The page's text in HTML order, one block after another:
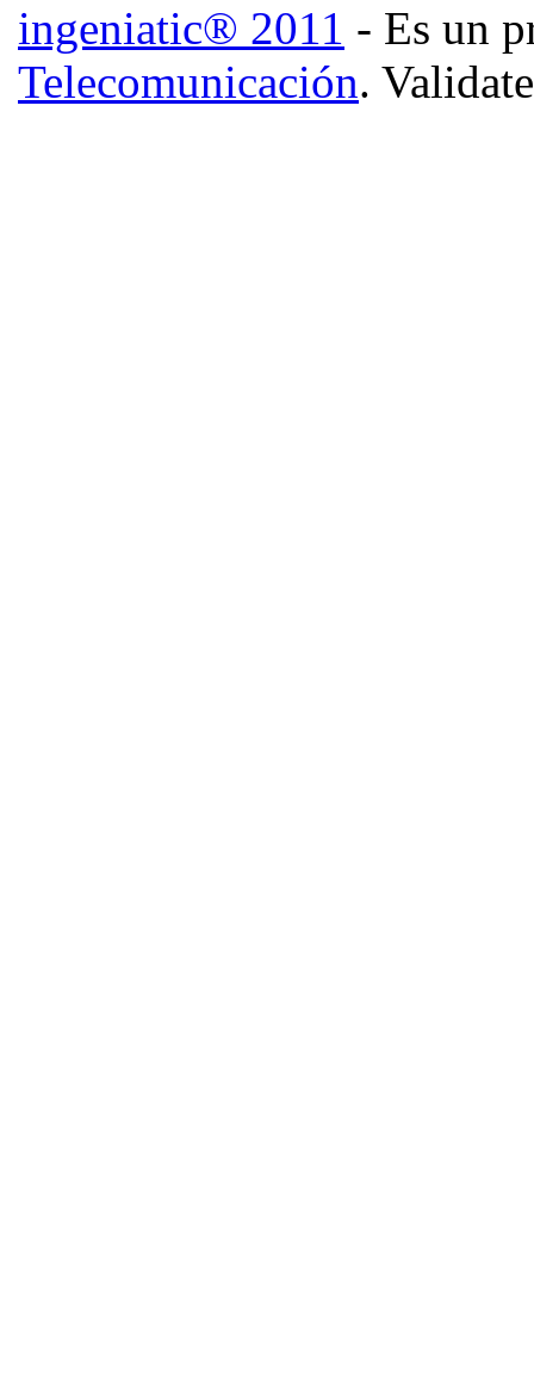
ingeniatic® 2011 - Es un
Telecomunicación.